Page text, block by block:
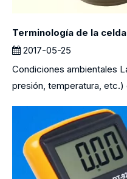
Terminología de la
2017-05-25
Condiciones ambientales
presión, temperatura, etc.)